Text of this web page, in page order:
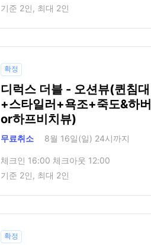
기준 2인, 최대 2인
확정
디럭스 더블 - 오션뷰(퀸침대
+스타일러+욕조+죽도&하버
or하프비치뷰)
무료취소 8월 16일(일) 24시까지
체크인 16:00 체크아웃 12:00
기준 2인, 최대 2인
확정